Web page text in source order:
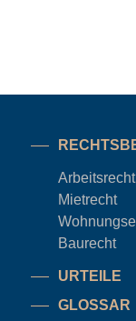
Arbeitsrecht
Mietrecht
Baurecht
URTEILE
GLOSSAR